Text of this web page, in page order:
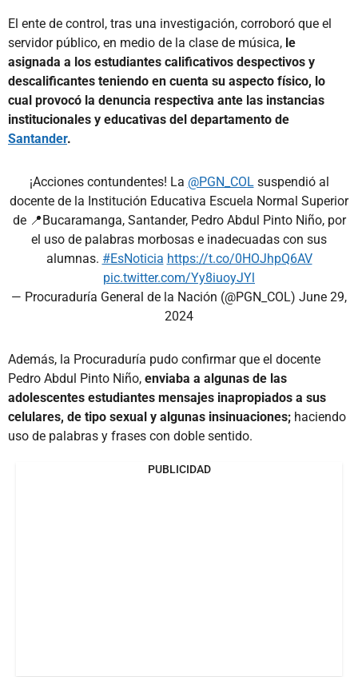
El ente de control, tras una investigación, corroboró que el
servidor público, en medio de la clase de música, le
asignada a los estudiantes calificativos despectivos y
descalificantes teniendo en cuenta su aspecto físico, lo
cual provocó la denuncia respectiva ante las instancias
institucionales y educativas del departamento de
Santander.
¡Acciones contundentes! La @PGN_COL suspendió al
docente de la Institución Educativa Escuela Normal Superior
de 📍Bucaramanga, Santander, Pedro Abdul Pinto Niño, por
el uso de palabras morbosas e inadecuadas con sus
alumnas. #EsNoticia https://t.co/0HOJhpQ6AV
pic.twitter.com/Yy8iuoyJYl
— Procuraduría General de la Nación (@PGN_COL) June 29,
2024
Además, la Procuraduría pudo confirmar que el docente
Pedro Abdul Pinto Niño, enviaba a algunas de las
adolescentes estudiantes mensajes inapropiados a sus
celulares, de tipo sexual y algunas insinuaciones; haciendo
uso de palabras y frases con doble sentido.
PUBLICIDAD